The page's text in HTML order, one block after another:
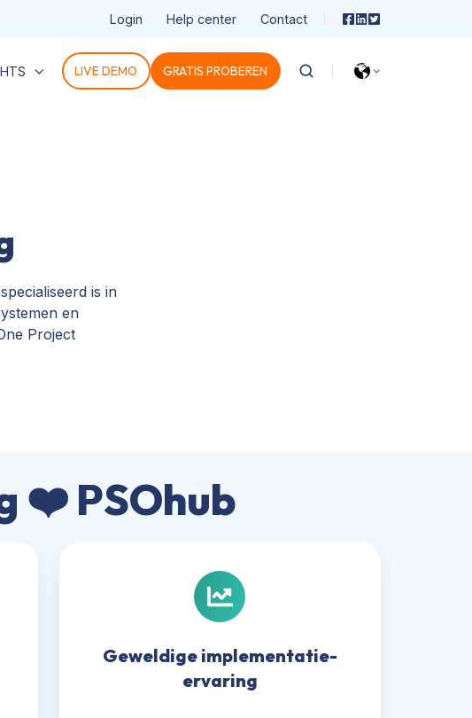
Login Help center Contact
LIVE DEMO GRATIS PROBEREN
is in
en
Project
❤️ PSOhub
Geweldige implementatie-
ervaring
implementatie-
ervaring